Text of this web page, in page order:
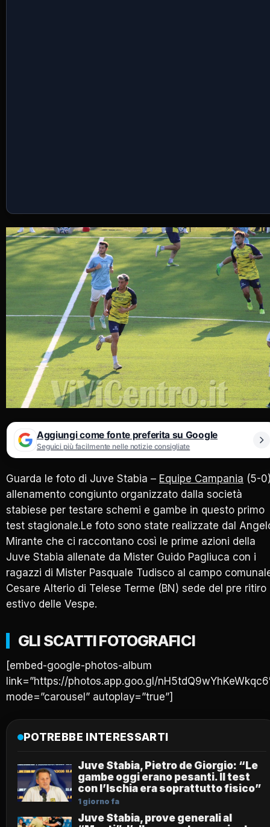
Aggiungi come fonte preferita su Google
Seguici più facilmente nelle notizie consigliate
Guarda le foto di Juve Stabia – Equipe Campania (5-
allenamento congiunto organizzato dalla società
stabiese per testare schemi e gambe in questo primo
test stagionale.Le foto sono state realizzate dal
Mirante che ci raccontano così le prime azioni della
Juve Stabia allenate da Mister Guido Pagliuca con i
ragazzi di Mister Pasquale Tudisco al campo
Cesare Alterio di Telese Terme (BN) sede del pre ritiro
estivo delle Vespe.
GLI SCATTI FOTOGRAFICI
[embed-google-photos-album
link=”https://photos.app.goo.gl/
mode=”carousel” autoplay=”true”]
POTREBBE INTERESSARTI
Juve Stabia, Pietro de Giorgio: “Le
gambe oggi erano pesanti. Il test
con l’Ischia era soprattutto fisico”
1 giorno fa
Juve Stabia, prove generali al